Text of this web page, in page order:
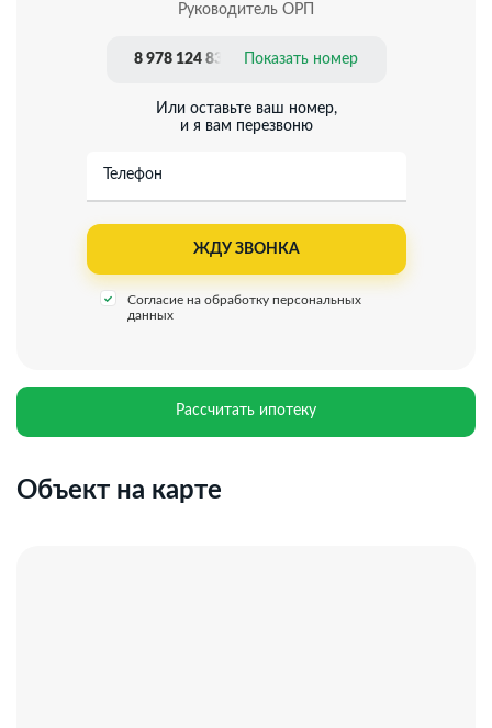
Руководитель ОРП
8 978 124 83 20 Показать номер
Или оставьте ваш номер,
и я вам перезвоню
Телефон
Согласие на обработку персональных
данных
Рассчитать ипотеку
Объект на карте